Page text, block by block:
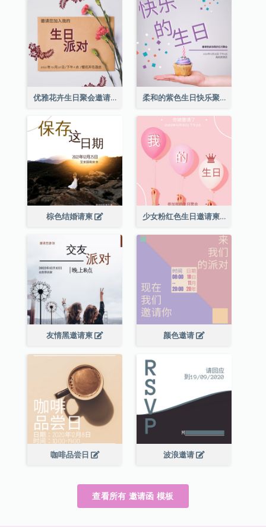
优雅花卉生日聚会邀请函 柔和的紫色生日快乐聚会请柬
棕色结婚请柬 少女粉红色生日邀请柬
友情黑邀请柬 颜色邀请
咖啡品尝日 波浪邀请
查看所有 邀请函 模板